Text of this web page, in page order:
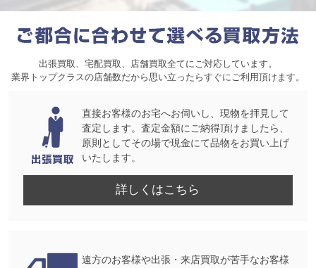
出張買取、宅配買取、店舗買取全てにご対応しています。
業界トップクラスの店舗数だから思い立ったらすぐにご利用頂けます。
直接お客様のお宅へお伺いし、現物を拝見して
査定します。査定金額にご納得頂けましたら、
原則としてその場で現金にて品物をお買い上げ
いたします。
詳しくはこちら
遠方のお客様や出張・来店買取が苦手なお客様